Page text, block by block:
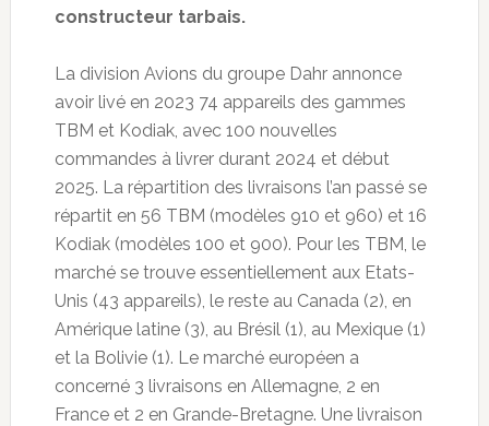
constructeur tarbais.
La division Avions du groupe Dahr annonce
avoir livé en 2023 74 appareils des gammes
TBM et Kodiak, avec 100 nouvelles
commandes à livrer durant 2024 et début
2025. La répartition des livraisons l’an passé se
répartit en 56 TBM (modèles 910 et 960) et 16
Kodiak (modèles 100 et 900). Pour les TBM, le
marché se trouve essentiellement aux Etats-
Unis (43 appareils), le reste au Canada (2), en
Amérique latine (3), au Brésil (1), au Mexique (1)
et la Bolivie (1). Le marché européen a
concerné 3 livraisons en Allemagne, 2 en
France et 2 en Grande-Bretagne. Une livraison